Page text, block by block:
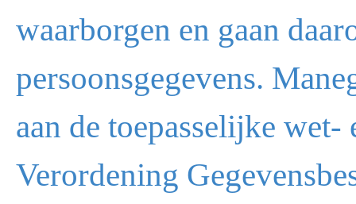
waarborgen en gaan
persoonsgegevens.
aan de toepasselijke
Verordening